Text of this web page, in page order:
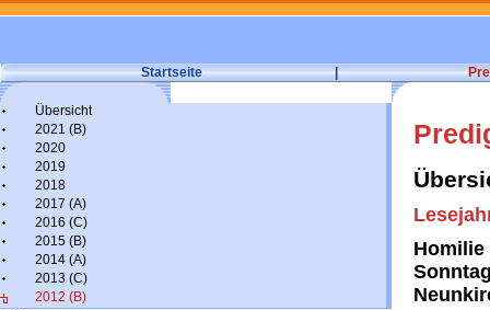
Startseite |
Übersicht
2021 (B)
2020
2019
2018
2017 (A)
2016 (C)
2015 (B)
2014 (A)
2013 (C)
2012 (B)
Homilie